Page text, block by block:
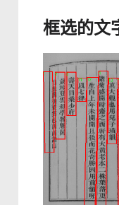
框选的文